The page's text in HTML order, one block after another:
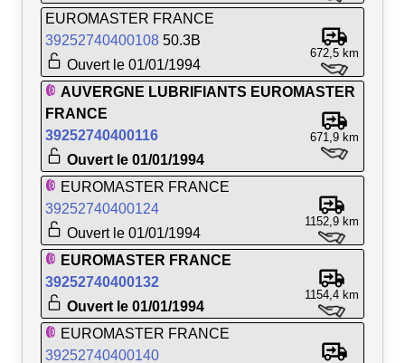
EUROMASTER FRANCE
39252740400108 50.3B
Ouvert le 01/01/1994
672,5 km
AUVERGNE LUBRIFIANTS EUROMASTER
FRANCE
39252740400116
Ouvert le 01/01/1994
671,9 km
EUROMASTER FRANCE
39252740400124
Ouvert le 01/01/1994
1152,9 km
EUROMASTER FRANCE
39252740400132
Ouvert le 01/01/1994
1154,4 km
EUROMASTER FRANCE
39252740400140